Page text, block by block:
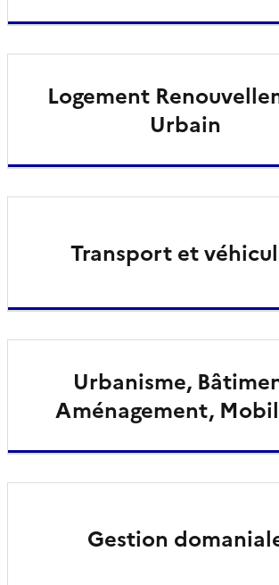
Logement
Urbain
Transport et
Urbanisme,
Aménagement,
Gestion